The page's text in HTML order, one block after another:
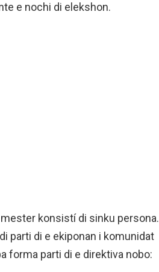
e nochi di elekshon.
konsistí di sinku persona.
parti di e ekiponan i komunidat
forma parti di e direktiva nobo: